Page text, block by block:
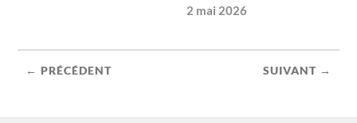
2 mai 2026
← PRÉCÉDENT SUIVANT →